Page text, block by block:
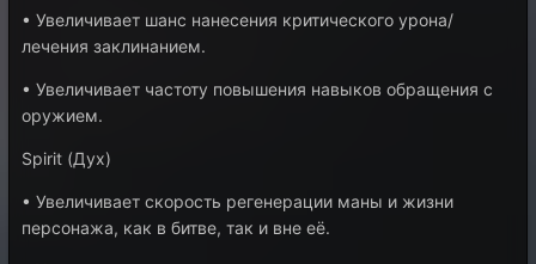
• Увеличивает шанс нанесения критического урона/
лечения заклинанием.
• Увеличивает частоту повышения навыков обращения с
оружием.
Spirit (Дух)
• Увеличивает скорость регенерации маны и жизни
персонажа, как в битве, так и вне её.